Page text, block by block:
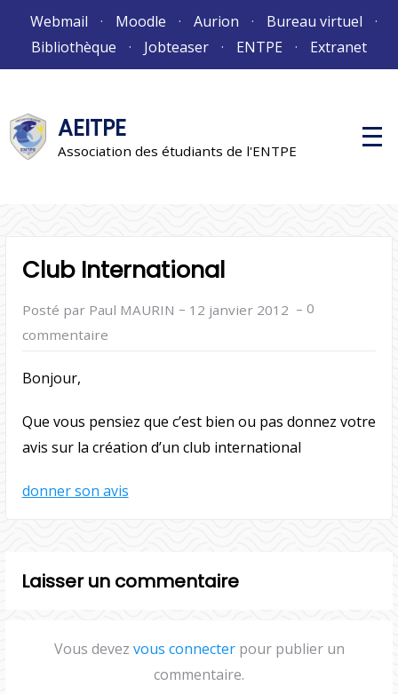
Webmail Moodle Aurion
Bureau virtuel
Bibliothèque
Jobteaser ENTPE Extranet
AEITPE
Association des étudiants de l'ENTPE
M
e
Club International
Posté par Paul MAURIN – 12 janvier 2012 – 0
commentaire
Bonjour,
Que vous pensiez que c’est bien ou pas donnez votre
avis sur la création d’un club international
donner son avis
Laisser un commentaire
Vous devez vous connecterpour publier un
commentaire.